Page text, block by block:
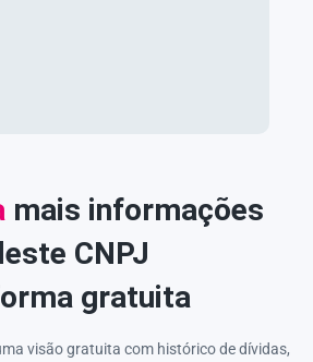
mais informações
CNPJ
gratuita
visão gratuita com histórico de dívidas,